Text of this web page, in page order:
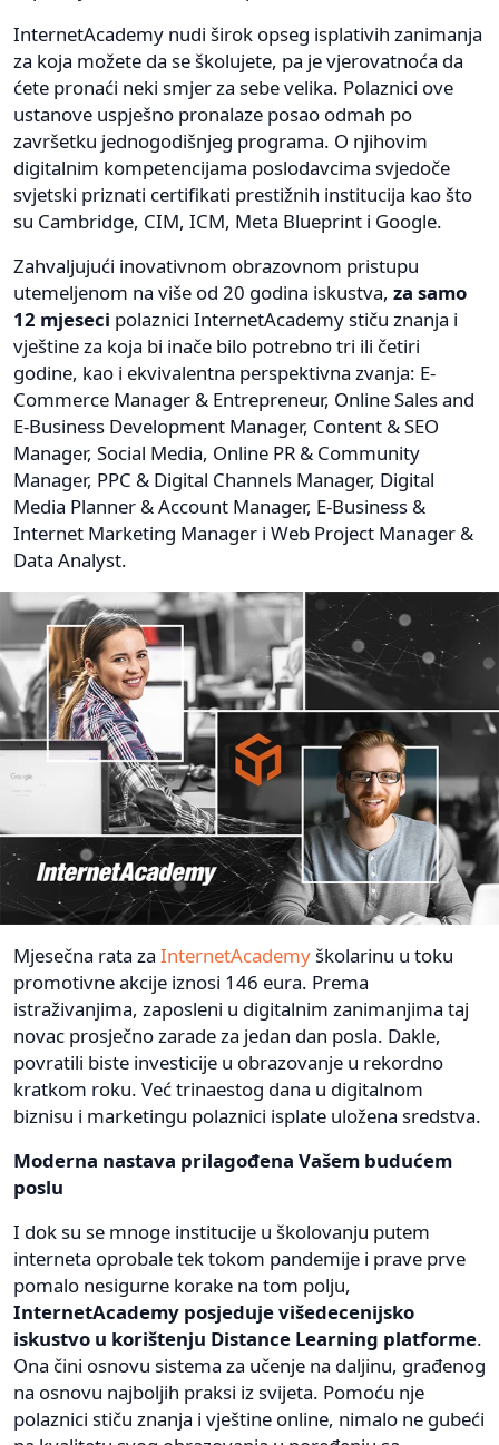
InternetAcademy nudi širok opseg isplativih zanimanja
za koja možete da se školujete, pa je vjerovatnoća da
ćete pronaći neki smjer za sebe velika. Polaznici ove
ustanove uspješno pronalaze posao odmah po
završetku jednogodišnjeg programa. O njihovim
digitalnim kompetencijama poslodavcima svjedoče
svjetski priznati certifikati prestižnih institucija kao što
su Cambridge, CIM, ICM, Meta Blueprint i Google.
Zahvaljujući inovativnom obrazovnom pristupu
utemeljenom na više od 20 godina iskustva, za samo
12 mjeseci polaznici InternetAcademy stiču znanja i
vještine za koja bi inače bilo potrebno tri ili četiri
godine, kao i ekvivalentna perspektivna zvanja: E-
Commerce Manager & Entrepreneur, Online Sales and
E-Business Development Manager, Content & SEO
Manager, Social Media, Online PR & Community
Manager, PPC & Digital Channels Manager, Digital
Media Planner & Account Manager, E-Business &
Internet Marketing Manager i Web Project Manager &
Data Analyst.
Mjesečna rata za InternetAcademyškolarinu u toku
promotivne akcije iznosi 146 eura. Prema
istraživanjima, zaposleni u digitalnim zanimanjima taj
novac prosječno zarade za jedan dan posla. Dakle,
povratili biste investicije u obrazovanje u rekordno
kratkom roku. Već trinaestog dana u digitalnom
biznisu i marketingu polaznici isplate uložena sredstva.
Moderna nastava prilagođena Vašem budućem
poslu
I dok su se mnoge institucije u školovanju putem
interneta oprobale tek tokom pandemije i prave prve
pomalo nesigurne korake na tom polju,
InternetAcademy posjeduje višedecenijsko
iskustvo u korištenju Distance Learning platforme.
Ona čini osnovu sistema za učenje na daljinu, građenog
na osnovu najboljih praksi iz svijeta. Pomoću nje
polaznici stiču znanja i vještine online, nimalo ne gubeći